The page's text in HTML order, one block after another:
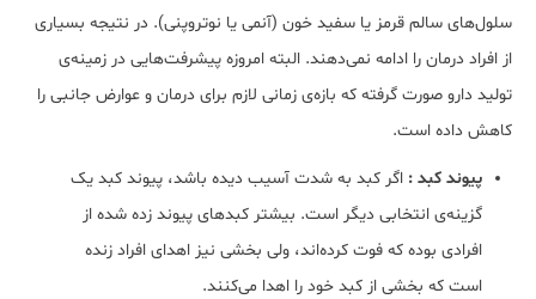
سلول‌های سالم قرمز یا سفید خون (آنمی یا نوتروپنی). در نتیجه بسیاری
از افراد درمان را ادامه نمی‌دهند. البته امروزه پیشرفت‌هایی در زمینه‌ی
تولید دارو صورت گرفته که بازه‌ی زمانی لازم برای درمان و عوارض جانبی را
کاهش داده است.
پیوند کبد : اگر کبد به شدت آسیب دیده باشد، پیوند کبد یک
گزینه‌ی انتخابی دیگر است. بیشتر کبدهای پیوند زده شده از
افرادی بوده که فوت کرده‌اند، ولی بخشی نیز اهدای افراد زنده
است که بخشی از کبد خود را اهدا می‌کنند.